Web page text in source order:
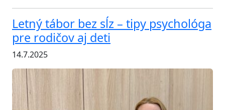
Letný tábor bez sĺz – tipy psychológa
pre rodičov aj deti
14.7.2025